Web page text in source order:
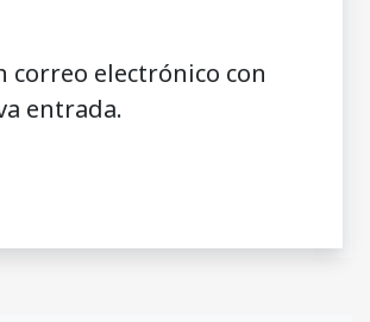
correo electrónico con
entrada.